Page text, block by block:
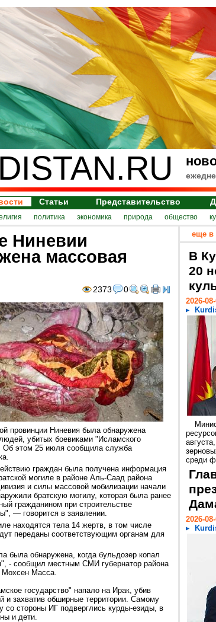
Статьи Представительство
политика экономика природа общество
Ниневии
массовая
2373 0
провинции Ниневия была обнаружена
убитых боевиками "Исламского
Об этом 25 июля сообщила служба
граждан была получена информация
могиле в районе Аль-Саад района
и силы массовой мобилизации начали
братскую могилу, которая была ранее
гражданином при строительстве
— говорится в заявлении.
находятся тела 14 жертв, в том числе
переданы соответствующим органам для
была обнаружена, когда бульдозер копал
- сообщил местным СМИ губернатор района
Масса.
государство" напало на Ирак, убив
и захватив обширные территории. Самому
со стороны ИГ подверглись курды-езиды, в
и дети.
еще в
В
20
2026-
среди
2026-